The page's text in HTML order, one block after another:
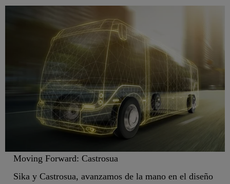
Moving Forward: Castrosua
Sika y Castrosua, avanzamos de la mano en el diseño